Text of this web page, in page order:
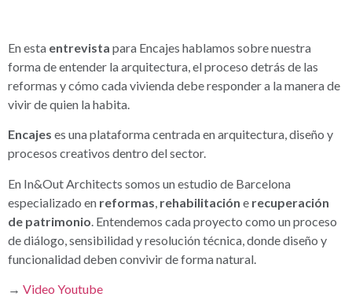
En esta entrevista para Encajes hablamos sobre nuestra
forma de entender la arquitectura, el proceso detrás de las
reformas y cómo cada vivienda debe responder a la manera de
vivir de quien la habita.
Encajes es una plataforma centrada en arquitectura, diseño y
procesos creativos dentro del sector.
En In&Out Architects somos un estudio de Barcelona
especializado en reformas rehabilitación e recuperación
de patrimonio . Entendemos cada proyecto como un proceso
de diálogo, sensibilidad y resolución técnica, donde diseño y
funcionalidad deben convivir de forma natural.
→ Video Youtube